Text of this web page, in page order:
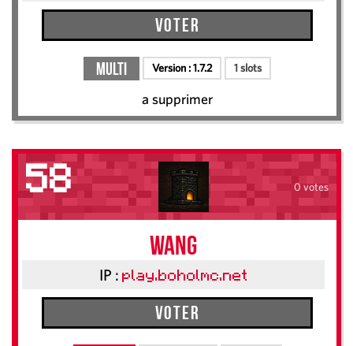
Voter
Multi Version :1.7.2 1 slots
a supprimer
58 0 votes
Wang
IP : play.boholmc.net
Voter